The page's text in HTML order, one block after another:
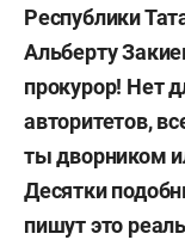
Республики
Альберту
прокурор! Нет
авторитетов,
ты дворником
Десятки
пишут это